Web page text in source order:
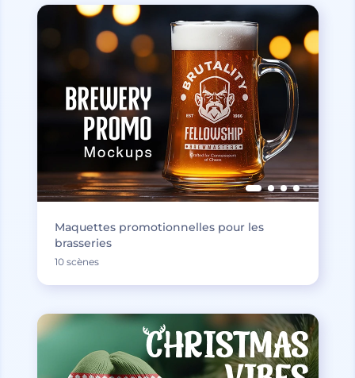
Maquettes promotionnelles pour les
brasseries
10 scènes